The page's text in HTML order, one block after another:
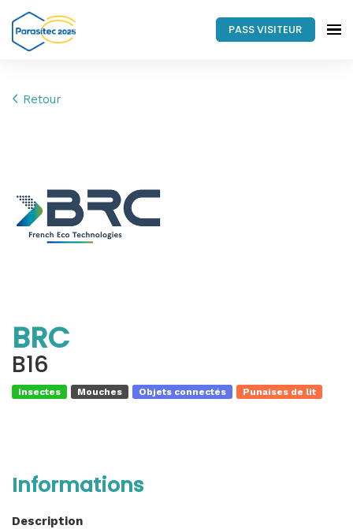
PASS VISITEUR
Retour
BRC
B16
Insectes Mouches Objets connectés Punaises de lit
Informations
Description